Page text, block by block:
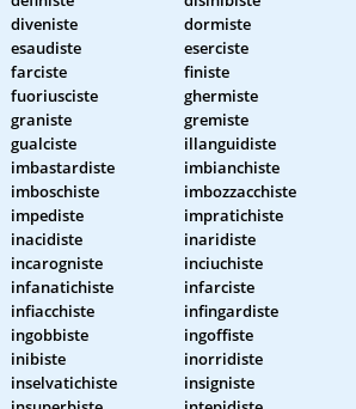
diveniste
dormiste
esaudiste
eserciste
farciste
finiste
fuoriusciste
ghermiste
graniste
gremiste
gualciste
illanguidiste
imbastardiste
imbianchiste
imboschiste
imbozzacchiste
impediste
impratichiste
inacidiste
inaridiste
incarogniste
inciuchiste
infanatichiste
infarciste
infiacchiste
infingardiste
ingobbiste
ingoffiste
inibiste
inorridiste
inselvatichiste
insigniste